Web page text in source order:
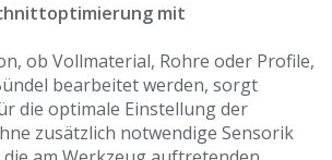
mit
ob Vollmaterial, Rohre oder Profile,
bearbeitet werden, sorgt
die optimale Einstellung der
zusätzlich notwendige Sensorik